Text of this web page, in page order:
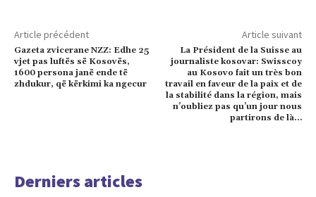
Article précédent
Gazeta zvicerane NZZ: Edhe 25
vjet pas luftës së Kosovës,
1600 persona janë ende të
zhdukur, që kërkimi ka ngecur
Article suivant
La Président de la Suisse au
journaliste kosovar: Swisscoy
au Kosovo fait un très bon
travail en faveur de la paix et de
la stabilité dans la région, mais
n’oubliez pas qu’un jour nous
partirons de là…
Derniers articles